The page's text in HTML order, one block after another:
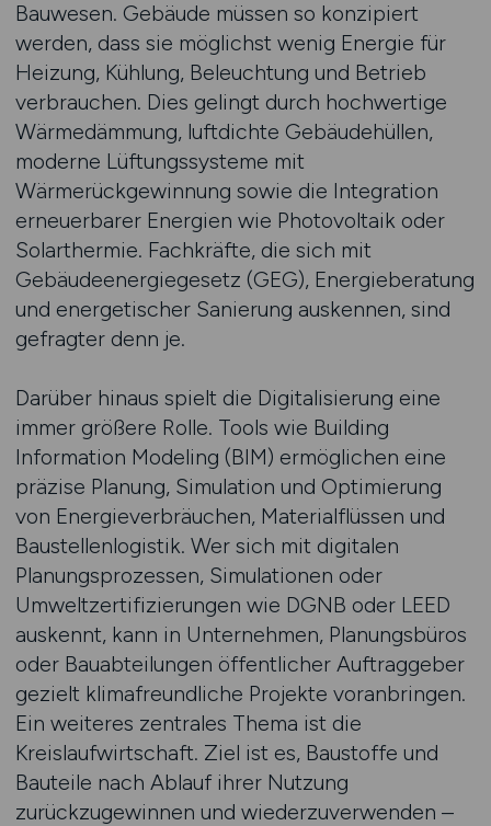
Bauwesen. Gebäude müssen so konzipiert
werden, dass sie möglichst wenig Energie für
Heizung, Kühlung, Beleuchtung und Betrieb
verbrauchen. Dies gelingt durch hochwertige
Wärmedämmung, luftdichte Gebäudehüllen,
moderne Lüftungssysteme mit
Wärmerückgewinnung sowie die Integration
erneuerbarer Energien wie Photovoltaik oder
Solarthermie. Fachkräfte, die sich mit
Gebäudeenergiegesetz (GEG), Energieberatung
und energetischer Sanierung auskennen, sind
gefragter denn je.
Darüber hinaus spielt die Digitalisierung eine
immer größere Rolle. Tools wie Building
Information Modeling (BIM) ermöglichen eine
präzise Planung, Simulation und Optimierung
von Energieverbräuchen, Materialflüssen und
Baustellenlogistik. Wer sich mit digitalen
Planungsprozessen, Simulationen oder
Umweltzertifizierungen wie DGNB oder LEED
auskennt, kann in Unternehmen, Planungsbüros
oder Bauabteilungen öffentlicher Auftraggeber
gezielt klimafreundliche Projekte voranbringen.
Ein weiteres zentrales Thema ist die
Kreislaufwirtschaft. Ziel ist es, Baustoffe und
Bauteile nach Ablauf ihrer Nutzung
zurückzugewinnen und wiederzuverwenden –